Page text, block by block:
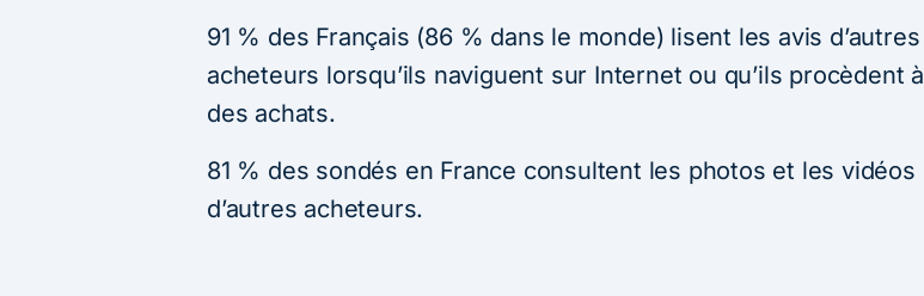
91 % des Français (86 % dans le monde) lisent les avis d’autres
acheteurs lorsqu’ils naviguent sur Internet ou qu’ils procèdent à
des achats.
81 % des sondés en France consultent les photos et les vidéos
d’autres acheteurs.